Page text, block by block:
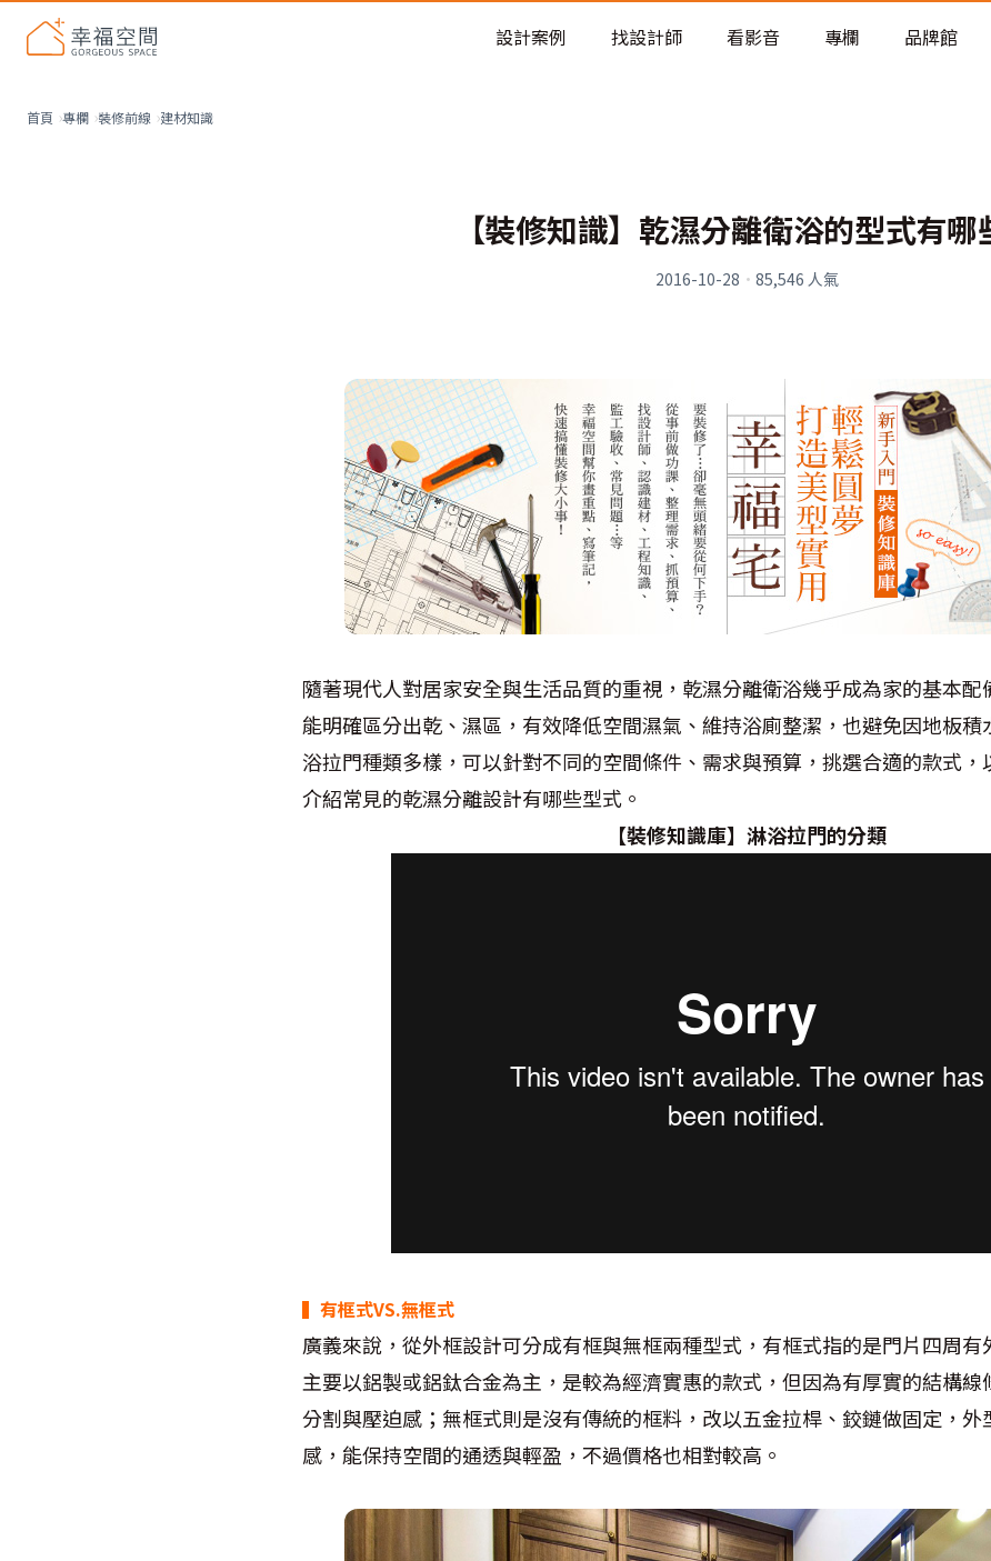
老屋預算分配與高 CP 值煥新術
設計案例 找設計師 看影音 專欄 品牌館
首頁 專欄 裝修前線 建材知識
【裝修知識】乾濕分離衛浴的型式有哪
2016-10-28 · 85,546 人氣
隨著現代人對居家安全與生活品質的重視，乾濕分離衛浴幾乎成為家的基本
能明確區分出乾、濕區，有效降低空間濕氣、維持浴廁整潔，也避免因地板
浴拉門種類多樣，可以針對不同的空間條件、需求與預算，挑選合適的款式
介紹常見的乾濕分離設計有哪些型式。
【裝修知識庫】淋浴拉門的分類
▍有框式VS.無框式
廣義來說，從外框設計可分成有框與無框兩種型式，有框式指的是門片四周
主要以鋁製或鋁鈦合金為主，是較為經濟實惠的款式，但因為有厚實的結構
分割與壓迫感；無框式則是沒有傳統的框料，改以五金拉桿、鉸鏈做固定，
感，能保持空間的通透與輕盈，不過價格也相對較高。